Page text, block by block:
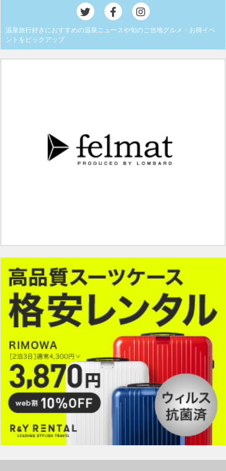
温泉旅行好きにおすすめの温泉ニュースや旬のご当地グルメ・お得イベ
ントをピックアップ